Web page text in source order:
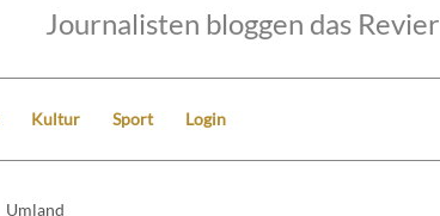
Journalisten bloggen das Revier
Kultur Sport Login
Umland